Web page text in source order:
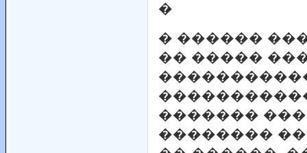
�
� ������
�� �����
�������
��������